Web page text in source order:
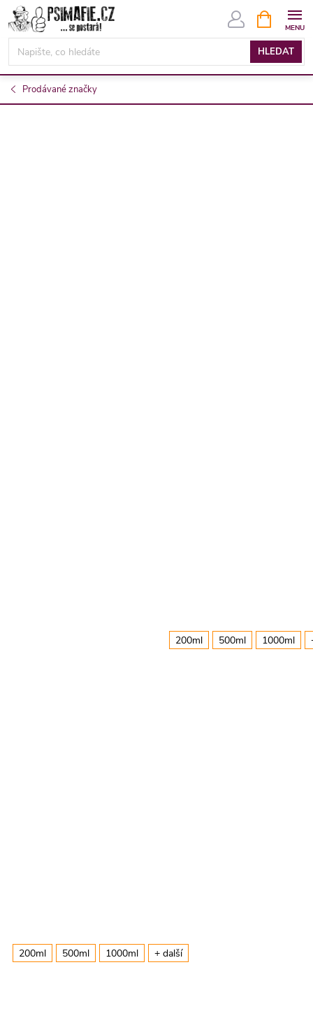
Přejít
na
obsah
HLEDAT
NÁKUPNÍ
KOŠÍK
Prodávané značky
200ml 500ml 1000ml
200ml 500ml 1000ml + další